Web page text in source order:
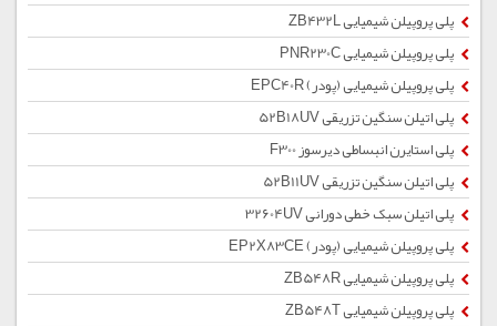
پلی پروپیلن شیمیایی ZB432L
پلی پروپیلن شیمیایی PNR230C
پلی پروپیلن شیمیایی (پودر) EPC40R
پلی اتیلن سنگین تزریقی 52B18UV
پلی استایرن انبساطی دیرسوز F300
پلی اتیلن سنگین تزریقی 52B11UV
پلی اتیلن سبک خطی دورانی 32604UV
پلی پروپیلن شیمیایی (پودر) EP2X83CE
پلی پروپیلن شیمیایی ZB548R
پلی پروپیلن شیمیایی ZB548T